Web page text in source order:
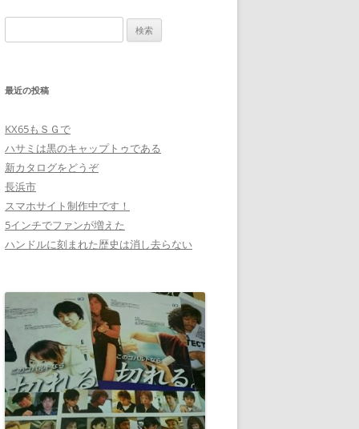
索:
最近の投稿
KX65もＳＧで
ハサミは黒のキャップトゥである
新カタログをどうぞ
長浜市
スマホサイト制作中です！
5インチでファンが増えた
ハンドルに刻まれた歴史は消し去らない